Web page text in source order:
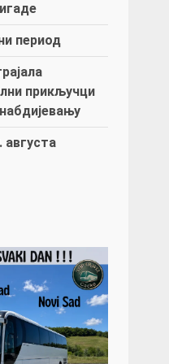
период
прикључци
августа